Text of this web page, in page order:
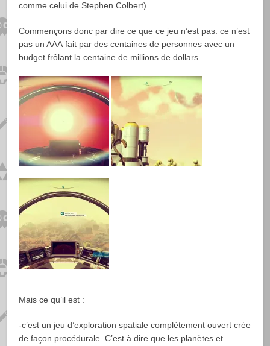
comme celui de Stephen Colbert)
Commençons donc par dire ce que ce jeu n’est pas: ce n’est
pas un AAA fait par des centaines de personnes avec un
budget frôlant la centaine de millions de dollars.
Mais ce qu’il est :
-c’est un jeu d’exploration spatialecomplètement ouvert crée
de façon procédurale. C’est à dire que les planètes et